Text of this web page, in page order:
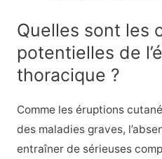
Quelles sont les
potentielles de
thoracique ?
Comme les éruptions
des maladies graves,
entraîner de sérieuses